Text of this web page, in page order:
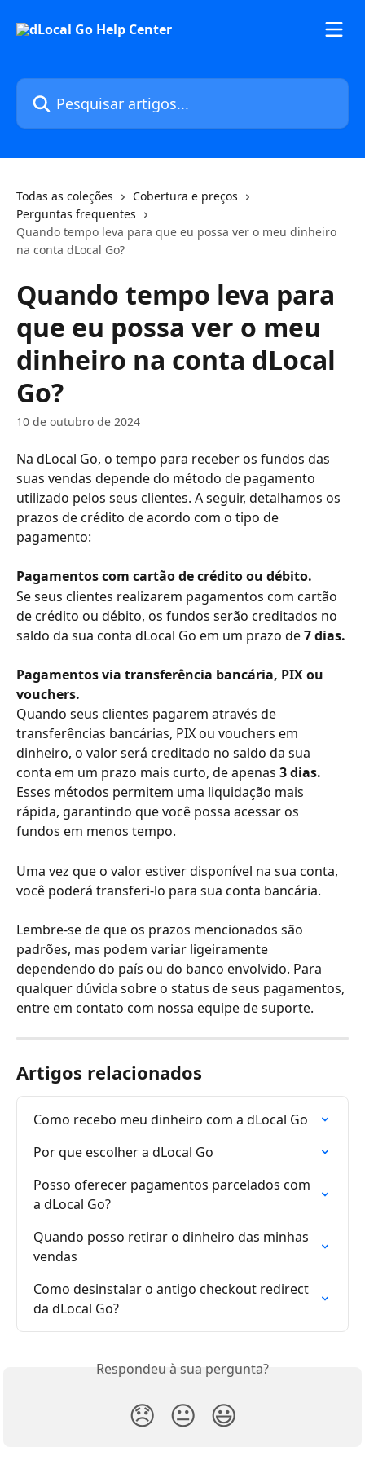
Pesquisar artigos...
Todas as coleções
Cobertura e preços
Perguntas frequentes
Quando tempo leva para que eu possa ver o meu dinheiro
na conta dLocal Go?
Quando tempo leva para
que eu possa ver o meu
dinheiro na conta dLocal
Go?
10 de outubro de 2024
Na dLocal Go, o tempo para receber os fundos das
suas vendas depende do método de pagamento
utilizado pelos seus clientes. A seguir, detalhamos os
prazos de crédito de acordo com o tipo de
pagamento:
Pagamentos com cartão de crédito ou débito.
Se seus clientes realizarem pagamentos com cartão
de crédito ou débito, os fundos serão creditados no
saldo da sua conta dLocal Go em um prazo de 7 dias.
Pagamentos via transferência bancária, PIX ou
vouchers.
Quando seus clientes pagarem através de
transferências bancárias, PIX ou vouchers em
dinheiro, o valor será creditado no saldo da sua
conta em um prazo mais curto, de apenas 3 dias.
Esses métodos permitem uma liquidação mais
rápida, garantindo que você possa acessar os
fundos em menos tempo.
Uma vez que o valor estiver disponível na sua conta,
você poderá transferi-lo para sua conta bancária.
Lembre-se de que os prazos mencionados são
padrões, mas podem variar ligeiramente
dependendo do país ou do banco envolvido. Para
qualquer dúvida sobre o status de seus pagamentos,
entre em contato com nossa equipe de suporte.
Artigos relacionados
Como recebo meu dinheiro com a dLocal Go
Por que escolher a dLocal Go
Posso oferecer pagamentos parcelados com
a dLocal Go?
Quando posso retirar o dinheiro das minhas
vendas
Como desinstalar o antigo checkout redirect
da dLocal Go?
Respondeu à sua pergunta?
😞 😐 😃